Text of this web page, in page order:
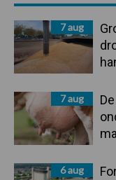
Sidebar
7 aug
7 aug
6 aug